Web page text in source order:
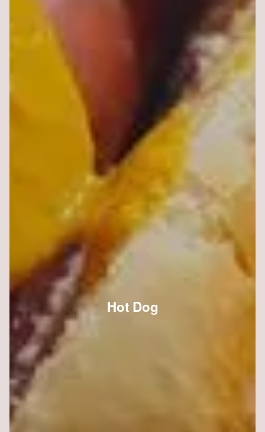
Hot Dog